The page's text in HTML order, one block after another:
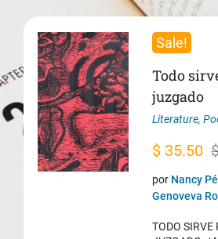
Sale!
Todo
juzgado
Literature,
Original
price
was:
$ 50.50.
$ 35.50
Current
price
is:
$ 35.50.
por Nancy
Genoveva
TODO SIRVE